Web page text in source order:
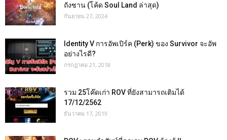
ถังซาน (โค้ด Soul Land ล่าสุด)
กันยายน 27, 2024
Identity V การอัพเปิร์ค (Perk) ของ Survivor จะอัพ
อย่างไรดี?
กรกฎาคม 21, 2018
รวม 25โค๊ดเก่า ROV ที่ยังสามารถเติมได้
17/12/2562
ธันวาคม 17, 2019